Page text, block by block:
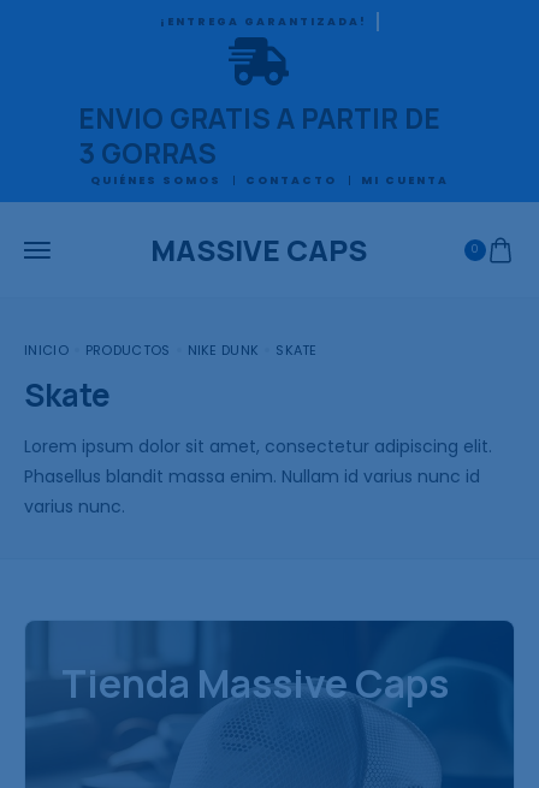
¡ENTREGA GARANTIZADA!
ENVIO GRATIS A PARTIR DE
3 GORRAS
QUIÉNES SOMOS CONTACTO MI CUENTA
MASSIVE CAPS 0
INICIO PRODUCTOS NIKE DUNK SKATE
Skate
Lorem ipsum dolor sit amet, consectetur adipiscing elit.
Phasellus blandit massa enim. Nullam id varius nunc id
varius nunc.
Tienda Massive Caps